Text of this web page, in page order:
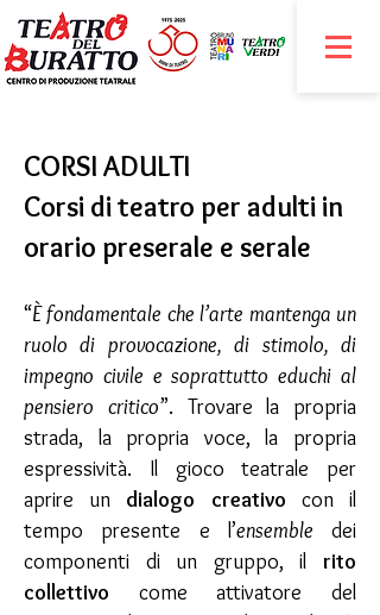
CORSI ADULTI
Corsi di teatro per adulti in
orario preserale e serale
“È fondamentale che l’arte mantenga un
ruolo di provocazione, di stimolo, di
impegno civile e soprattutto educhi al
pensiero critico”. Trovare la propria
strada, la propria voce, la propria
espressività. Il gioco teatrale per
aprire un dialogo creativo con il
tempo presente e l’ensemble dei
componenti di un gruppo, il rito
collettivo come attivatore del